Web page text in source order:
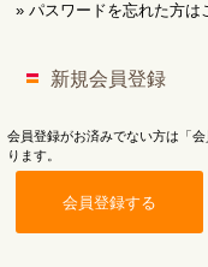
» パスワードを忘れた方は
新規会員登録
会員登録がお済みでない方は「
ります。
会員登録する